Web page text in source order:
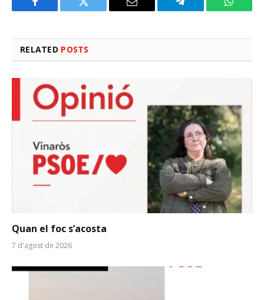
Facebook Twitter Email Telegram
RELATED POSTS
Quan el foc s’acosta
7 d'agost de 2026